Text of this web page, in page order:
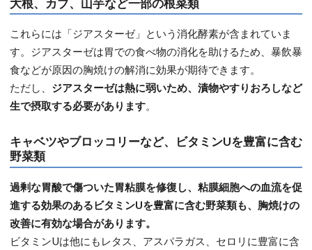
大根、カブ、山芋など一部の根菜類
これらには「ジアスターゼ」という消化酵素が含まれていま
す。ジアスターゼは胃での食べ物の消化を助けるため、暴飲暴
食などが原因の胸焼けの解消に効果が期待できます。
ただし、 ジアスターゼは熱に弱いため、漬物やすりおろしなど
生で摂取する必要があります。
キャベツやブロッコリーなど、ビタミンUを豊富に含む
野菜類
過剰な胃酸で傷ついた胃粘膜を修復し、粘膜細胞への血流を促
進する効果のあるビタミンUを豊富に含む野菜類も、胸焼けの
改善に有効な場合があります。
ビタミンUは他にもレタス、アスパラガス、セロリに豊富に含